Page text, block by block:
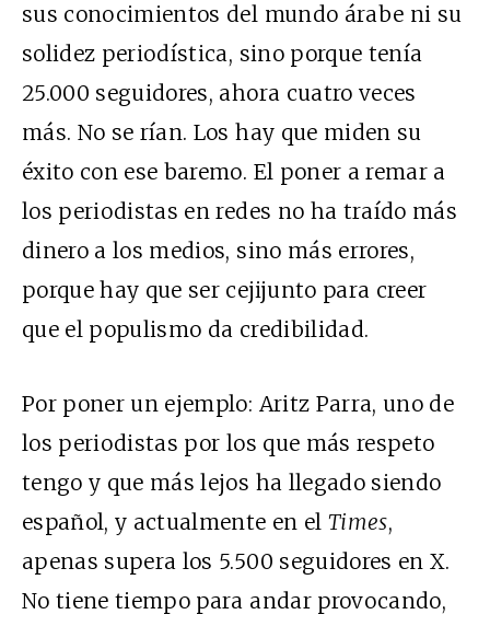
sus conocimientos del mundo árabe ni su
solidez periodística, sino porque tenía
25.000 seguidores, ahora cuatro veces
más. No se rían. Los hay que miden su
éxito con ese baremo. El poner a remar a
los periodistas en redes no ha traído más
dinero a los medios, sino más errores,
porque hay que ser cejijunto para creer
que el populismo da credibilidad.
Por poner un ejemplo: Aritz Parra, uno de
los periodistas por los que más respeto
tengo y que más lejos ha llegado siendo
español, y actualmente en el Times,
apenas supera los 5.500 seguidores en X.
No tiene tiempo para andar provocando,